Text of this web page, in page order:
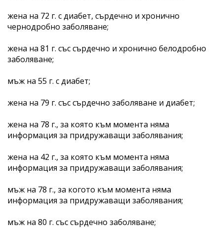
жена на 72 г. с диабет, сърдечно и хронично
чернодробно заболяване;
жена на 81 г. със сърдечно и хронично белодробно
заболяване;
мъж на 55 г. с диабет;
жена на 79 г. със сърдечно заболяване и диабет;
жена на 78 г., за която към момента няма
информация за придружаващи заболявания;
жена на 42 г., за която към момента няма
информация за придружаващи заболявания;
мъж на 78 г., за когото към момента няма
информация за придружаващи заболявания;
мъж на 80 г. със сърдечно заболяване;